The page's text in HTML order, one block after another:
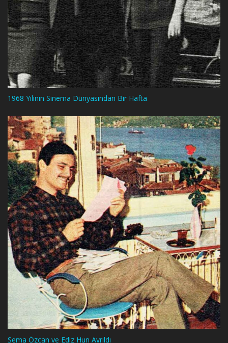
1968 Yılının Sinema Dünyasından Bir Hafta
Sema Özcan ve Ediz Hun Ayrıldı